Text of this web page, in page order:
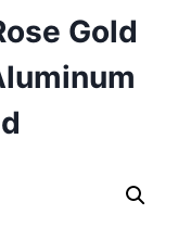
Gold